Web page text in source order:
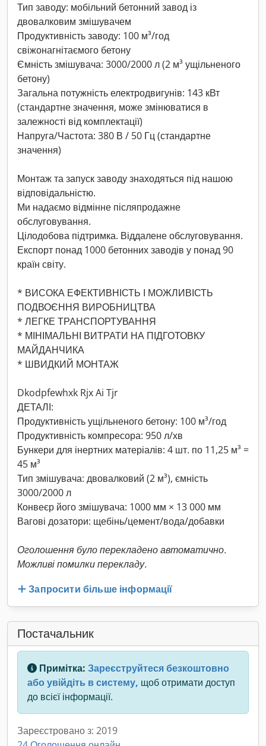
Тип заводу: мобільний бетонний завод із
двовалковим змішувачем
Продуктивність заводу: 100 м³/год
свіжонагнітаємого бетону
Ємність змішувача: 3000/2000 л (2 м³ ущільненого
бетону)
Загальна потужність електродвигунів: 143 кВт
(стандартне значення, може змінюватися в
залежності від комплектації)
Напруга/Частота: 380 В / 50 Гц (стандартне
значення)
Монтаж та запуск заводу знаходяться під нашою
відповідальністю.
Ми надаємо відмінне післяпродажне
обслуговування.
Цілодобова підтримка. Віддалене обслуговування.
Експорт понад 1000 бетонних заводів у понад 90
країн світу.
* ВИСОКА ЕФЕКТИВНІСТЬ І МОЖЛИВІСТЬ
ПОДВОЄННЯ ВИРОБНИЦТВА
* ЛЕГКЕ ТРАНСПОРТУВАННЯ
* МІНІМАЛЬНІ ВИТРАТИ НА ПІДГОТОВКУ
МАЙДАНЧИКА
* ШВИДКИЙ МОНТАЖ
Dkodpfewhxk Rjx Ai Tjr
ДЕТАЛІ:
Продуктивність ущільненого бетону: 100 м³/год
Продуктивність компресора: 950 л/хв
Бункери для інертних матеріалів: 4 шт. по 11,25 м³ =
45 м³
Тип змішувача: двовалковий (2 м³), ємність
3000/2000 л
Конвеєр його змішувача: 1000 мм × 13 000 мм
Вагові дозатори: щебінь/цемент/вода/добавки
Оголошення було перекладено автоматично.
Можливі помилки перекладу.
Запросити більше інформації
Постачальник
Примітка: Зареєструйтеся безкоштовно
або увійдіть в систему, щоб отримати доступ
до всієї інформації.
Зареєстровано з: 2019